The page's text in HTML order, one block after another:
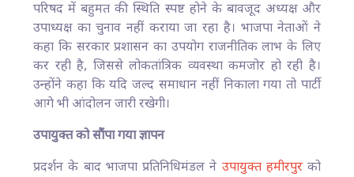
परिषद में बहुमत की स्थिति स्पष्ट होने के बावजूद अध्यक्ष और
उपाध्यक्ष का चुनाव नहीं कराया जा रहा है। भाजपा नेताओं ने
कहा कि सरकार प्रशासन का उपयोग राजनीतिक लाभ के लिए
कर रही है, जिससे लोकतांत्रिक व्यवस्था कमजोर हो रही है।
उन्होंने कहा कि यदि जल्द समाधान नहीं निकाला गया तो पार्टी
आगे भी आंदोलन जारी रखेगी।
उपायुक्त को सौंपा गया ज्ञापन
प्रदर्शन के बाद भाजपा प्रतिनिधिमंडल ने उपायुक्त हमीरपुरको